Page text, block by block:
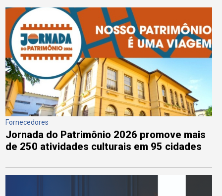
Fornecedores
Jornada do Patrimônio 2026 promove mais
de 250 atividades culturais em 95 cidades